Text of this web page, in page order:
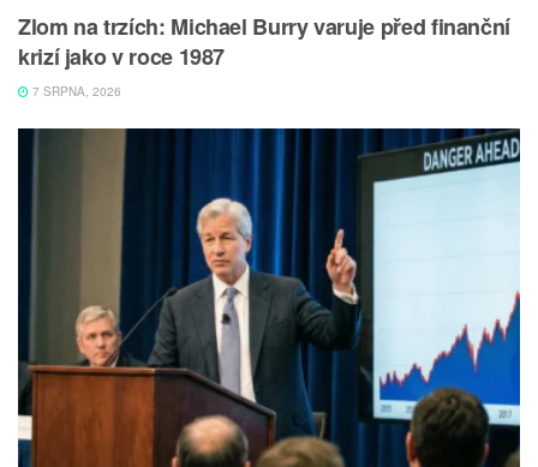
Zlom na trzích: Michael Burry varuje před finanční
krizí jako v roce 1987
7 SRPNA, 2026